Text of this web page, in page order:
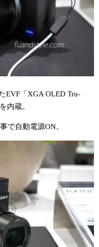
EVF「XGA OLED Tru-
内蔵。
で自動電源ON。